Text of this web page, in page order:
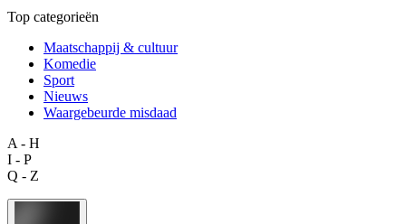
Top categorieën
Maatschappij & cultuur
Komedie
Sport
Nieuws
Waargebeurde misdaad
A - H
I - P
Q - Z